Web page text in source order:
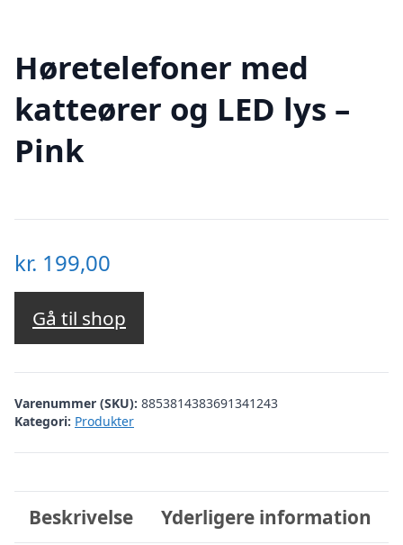
Høretelefoner med
katteører og LED lys –
Pink
kr. 199,00
Gå til shop
Varenummer (SKU): 8853814383691341243
Kategori: Produkter
Beskrivelse Yderligere information